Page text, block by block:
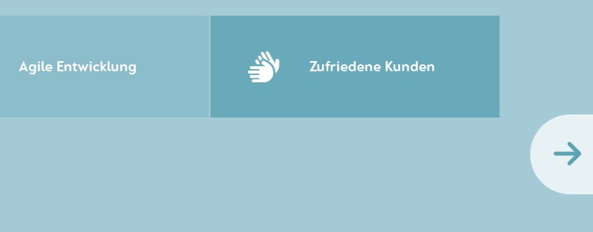
Agile Entwicklung Zufriedene Kunden